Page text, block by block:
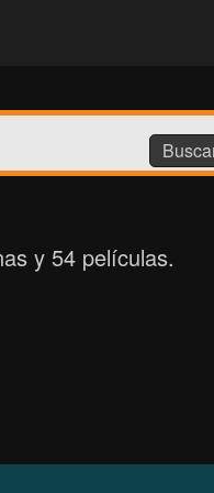
y 54 películas.